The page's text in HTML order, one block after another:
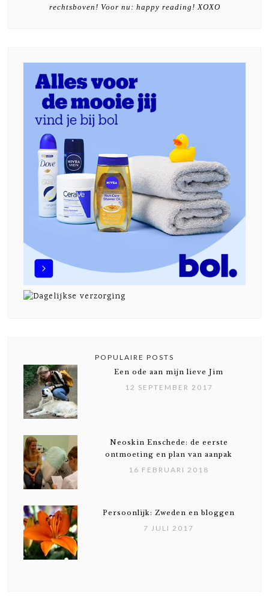
rechtsboven! Voor nu: happy reading! XOXO
POPULAIRE POSTS
Een ode aan mijn lieve Jim
12 SEPTEMBER 2017
Neoskin Enschede: de eerste
ontmoeting en plan van aanpak
16 FEBRUARI 2018
Persoonlijk: Zweden en bloggen
7 JULI 2017